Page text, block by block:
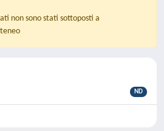
non sono stati sottoposti a
ND